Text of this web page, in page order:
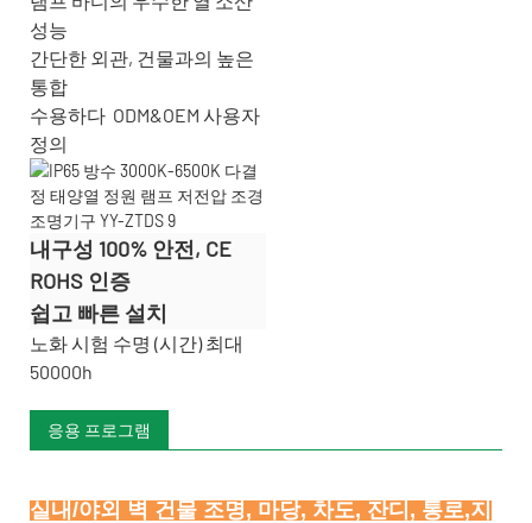
성능
간단한 외관, 건물과의 높은
통합
수용하다 ODM&OEM 사용자
정의
내구성 100% 안전, CE
ROHS 인증
쉽고 빠른 설치
노화 시험 수명 (시간) 최대
50000h
응용 프로그램
실내/야외 벽 건물 조명, 마당, 차도, 잔디, 통로,지